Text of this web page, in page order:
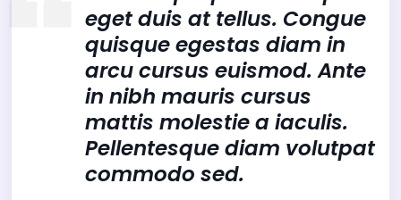
eget duis at tellus. Congue
quisque egestas diam in
arcu cursus euismod. Ante
in nibh mauris cursus
mattis molestie a iaculis.
Pellentesque diam volutpat
commodo sed.